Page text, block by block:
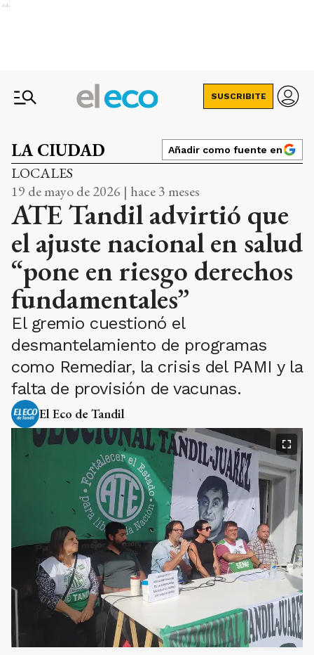
Ads
SUSCRIBITE
LA CIUDAD Añadir como fuente en
LOCALES
19 de mayo de 2026 | hace 3 meses
ATE Tandil advirtió que
el ajuste nacional en salud
“pone en riesgo derechos
fundamentales”
El gremio cuestionó el
desmantelamiento de programas
como Remediar, la crisis del PAMI y la
falta de provisión de vacunas.
El Eco de Tandil